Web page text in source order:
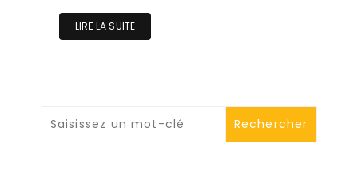
LIRE LA SUITE